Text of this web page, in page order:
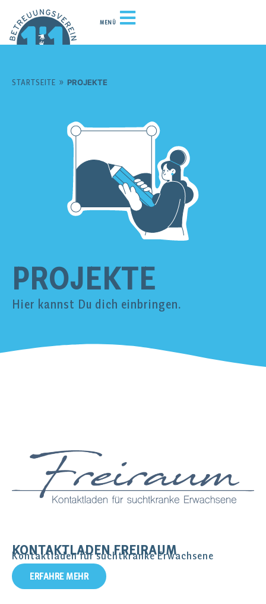
MENÜ
STARTSEITE » PROJEKTE
PROJEKTE
Hier kannst Du dich einbringen.
KONTAKTLADEN FREIRAUM
Kontaktladen für suchtkranke Erwachsene
ERFAHRE MEHR